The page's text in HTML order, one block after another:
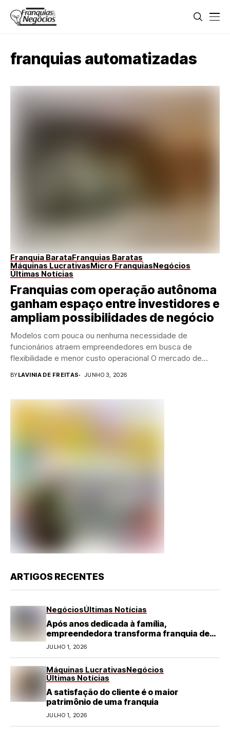
franquias automatizadas
Franquia BarataFranquias Baratas
Máquinas LucrativasMicro FranquiasNegócios
Últimas Notícias
Franquias com operação autônoma
ganham espaço entre investidores e
ampliam possibilidades de negócio
Modelos com pouca ou nenhuma necessidade de
funcionários atraem empreendedores em busca de
flexibilidade e menor custo operacional O mercado de
BYLAVINIA DE FREITAS JUNHO 3, 2026
ARTIGOS RECENTES
NegóciosÚltimas Notícias
Após anos dedicada à família,
empreendedora transforma franquia de
turismo em negócio de destaque no RN
JULHO 1, 2026
Máquinas LucrativasNegócios
Últimas Notícias
A satisfação do cliente é o maior
patrimônio de uma franquia
JULHO 1, 2026